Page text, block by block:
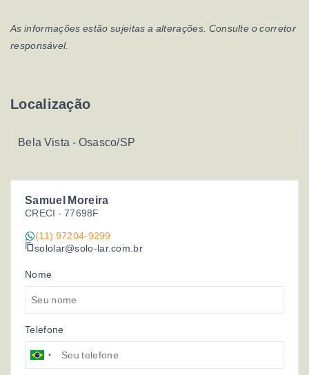
Samuel Moreira
CRECI - 77698F
(11) 97204-9299
sololar@solo-lar.com.br
Nome
Telefone
As informações estão sujeitas a alterações. Consulte o corretor
responsável.
Localização
Bela Vista - Osasco/SP